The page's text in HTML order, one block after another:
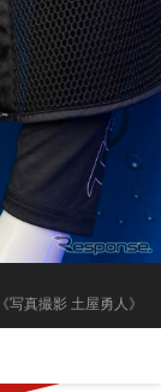
《写真撮影 土屋勇人》